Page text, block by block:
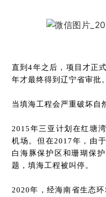
直到4年之后，项目才正
年才最终得到辽宁省审批。
当填海工程会严重破坏自
2015年三亚计划在红塘
机场。但在2017年，由
白海豚保护区和珊瑚保
题，填海工程被叫停。
2020年，经海南省生态